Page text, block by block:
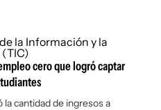
cero que logró captar
cantidad de ingresos a